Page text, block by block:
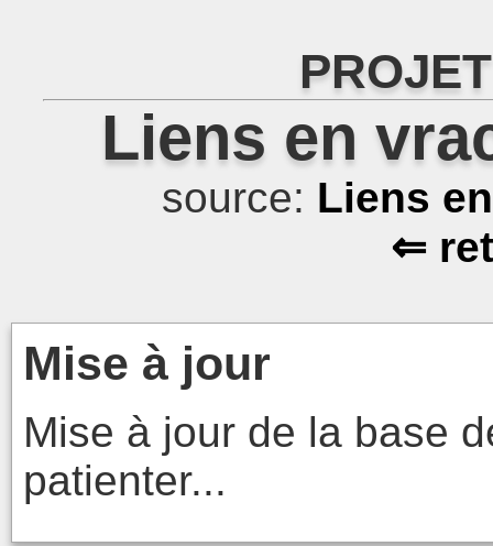
Liens en
source: Liens
⇐
Mise à jour
Mise à jour de la base
patienter...